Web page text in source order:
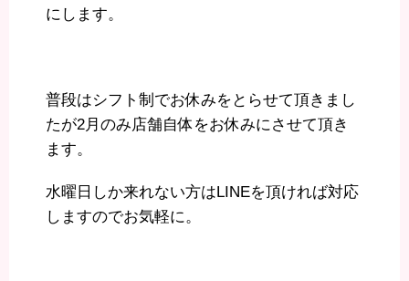
にします。
普段はシフト制でお休みをとらせて頂きまし
たが2月のみ店舗自体をお休みにさせて頂き
ます。
水曜日しか来れない方はLINEを頂ければ対応
しますのでお気軽に。